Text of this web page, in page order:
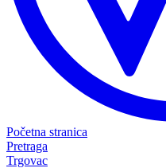
Početna stranica
Pretraga
Trgovac